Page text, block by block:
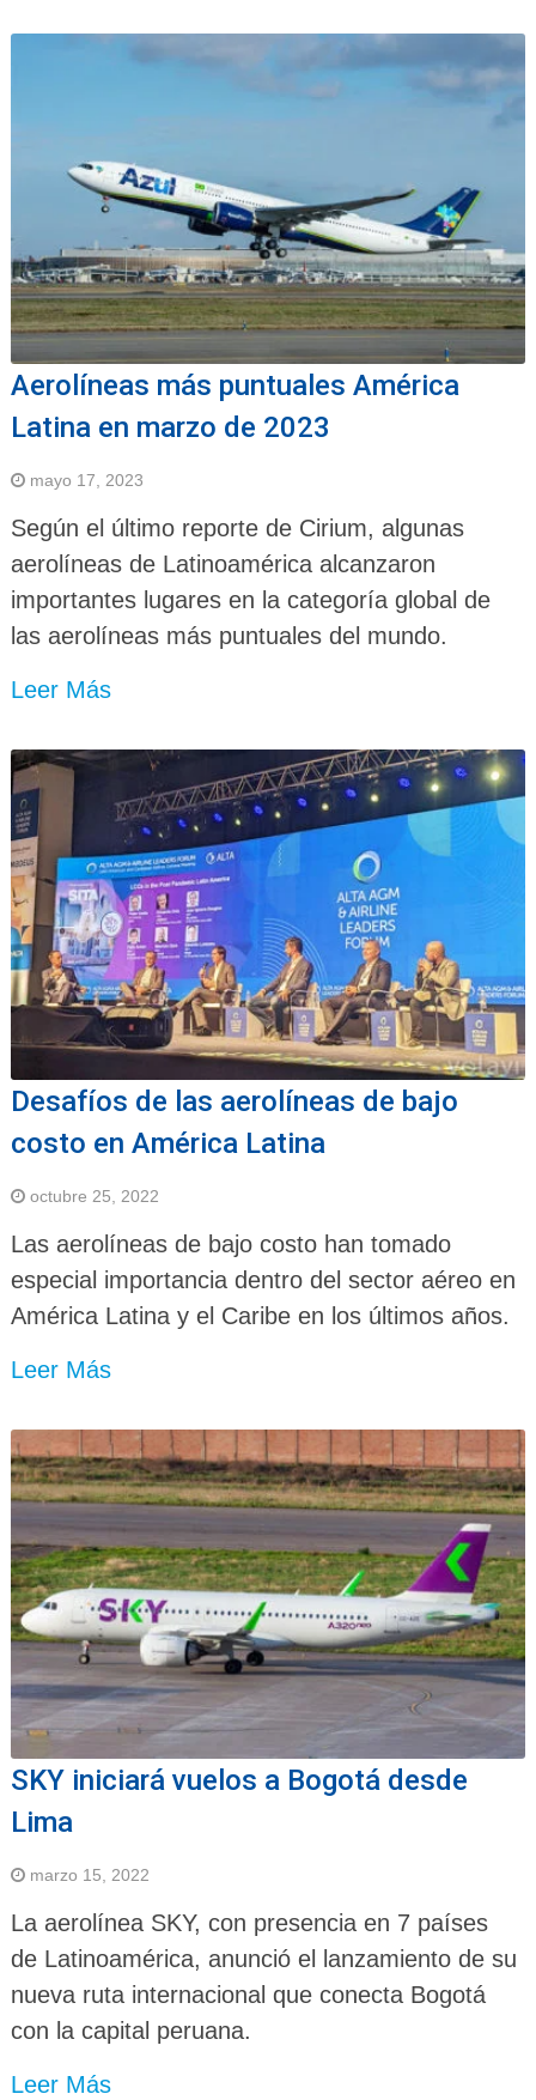
Aerolíneas más puntuales América
Latina en marzo de 2023
mayo 17, 2023
Según el último reporte de Cirium, algunas
aerolíneas de Latinoamérica alcanzaron
importantes lugares en la categoría global de
las aerolíneas más puntuales del mundo.
Leer Más
Desafíos de las aerolíneas de bajo
costo en América Latina
octubre 25, 2022
Las aerolíneas de bajo costo han tomado
especial importancia dentro del sector aéreo en
América Latina y el Caribe en los últimos años.
Leer Más
SKY iniciará vuelos a Bogotá desde
Lima
marzo 15, 2022
La aerolínea SKY, con presencia en 7 países
de Latinoamérica, anunció el lanzamiento de su
nueva ruta internacional que conecta Bogotá
con la capital peruana.
Leer Más